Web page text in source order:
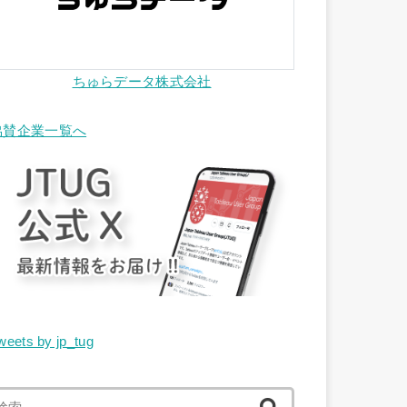
ちゅらデータ株式会社
賛企業一覧へ
by jp_tug